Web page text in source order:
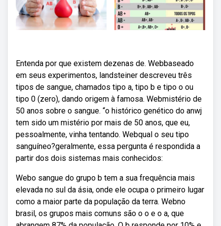
Entenda por que existem dezenas de. Webbaseado
em seus experimentos, landsteiner descreveu três
tipos de sangue, chamados tipo a, tipo b e tipo o ou
tipo 0 (zero), dando origem à famosa. Webmistério de
50 anos sobre o sangue. “o histórico genético do anwj
tem sido um mistério por mais de 50 anos, que eu,
pessoalmente, vinha tentando. Webqual o seu tipo
sanguíneo?geralmente, essa pergunta é respondida a
partir dos dois sistemas mais conhecidos:
Webo sangue do grupo b tem a sua frequência mais
elevada no sul da ásia, onde ele ocupa o primeiro lugar
como a maior parte da população da terra. Webno
brasil, os grupos mais comuns são o o e o a, que